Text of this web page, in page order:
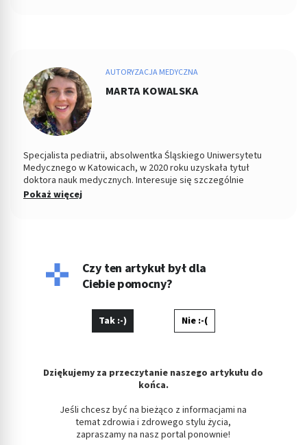
AUTORYZACJA MEDYCZNA
MARTA KOWALSKA
Specjalista pediatrii, absolwentka Śląskiego Uniwersytetu
Medycznego w Katowicach, w 2020 roku uzyskała tytuł
doktora nauk medycznych. Interesuje się szczególnie
zagadnieniem laktacji i karmienia piersią, co zaowocowało
Pokaż więcej
Czy ten artykuł był dla
Ciebie pomocny?
Tak :-) Nie :-(
Dziękujemy za przeczytanie naszego artykułu do
końca.
Jeśli chcesz być na bieżąco z informacjami na
temat zdrowia i zdrowego stylu życia,
zapraszamy na nasz portal ponownie!